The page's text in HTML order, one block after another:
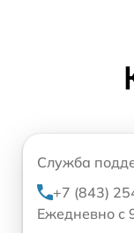
Служба
+7 (843)
Ежедневно с